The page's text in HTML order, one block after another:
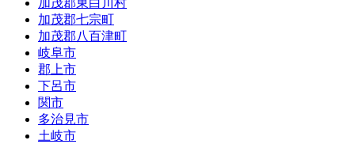
加茂郡東白川村
加茂郡七宗町
加茂郡八百津町
岐阜市
郡上市
下呂市
関市
多治見市
土岐市